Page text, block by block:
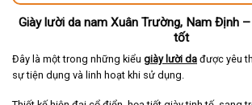
Giày lười da nam Xuân Trường, Nam Định
tốt
Đây là một trong những kiểu giày lười da được yêu
sự tiện dụng và linh hoạt khi sử dụng.